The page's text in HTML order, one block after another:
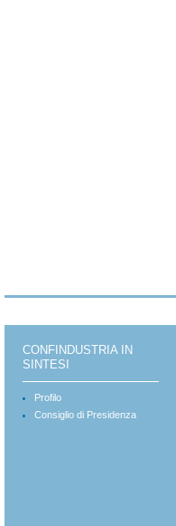
CONFINDUSTRIA IN
SINTESI
Profilo
Consiglio di Presidenza